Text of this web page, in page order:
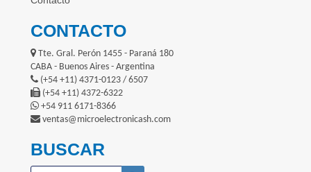
CONTACTO
Tte. Gral. Perón 1455 - Paraná 180
CABA - Buenos Aires - Argentina
(+54 +11) 4371-0123 / 6507
(+54 +11) 4372-6322
+54 911 6171-8366
ventas@microelectronicash.com
BUSCAR